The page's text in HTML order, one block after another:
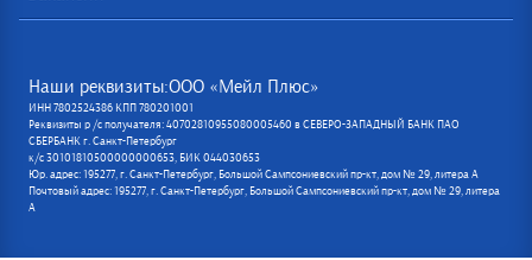
Наши реквизиты:ООО «Мейл Плюс»
ИНН 7802524386 КПП 780201001
Реквизиты р /с получателя: 40702810955080005460 в СЕВЕРО-ЗАПАДНЫЙ БАНК ПАО
СБЕРБАНК г. Санкт-Петербург
к/с 30101810500000000653, БИК 044030653
Юр. адрес: 195277, г. Санкт-Петербург, Большой Сампсониевский пр-кт, дом № 29, литера А
Почтовый адрес: 195277, г. Санкт-Петербург, Большой Сампсониевский пр-кт, дом № 29, литера
А